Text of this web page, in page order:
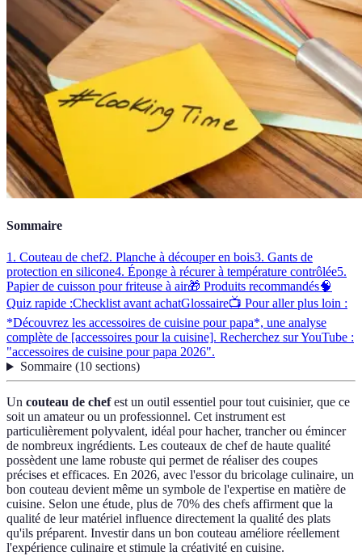
Sommaire
1. Couteau de chef2. Planche à découper en bois3. Gants de
protection en silicone4. Éponge à récurer à température contrôlée5.
Papier de cuisson pour friteuse à air🎁 Produits recommandés🧠
Quiz rapide :Checklist avant achatGlossaire📺 Pour aller plus loin :
*Découvrez les accessoires de cuisine pour papa*, une analyse
complète de [accessoires pour la cuisine]. Recherchez sur YouTube :
"accessoires de cuisine pour papa 2026".
Sommaire(10 sections)
Un couteau de chefest un outil essentiel pour tout cuisinier, que ce
soit un amateur ou un professionnel. Cet instrument est
particulièrement polyvalent, idéal pour hacher, trancher ou émincer
de nombreux ingrédients. Les couteaux de chef de haute qualité
possèdent une lame robuste qui permet de réaliser des coupes
précises et efficaces. En 2026, avec l'essor du bricolage culinaire, un
bon couteau devient même un symbole de l'expertise en matière de
cuisine. Selon une étude, plus de 70% des chefs affirment que la
qualité de leur matériel influence directement la qualité des plats
qu'ils préparent. Investir dans un bon couteau améliore réellement
l'expérience culinaire et stimule la créativité en cuisine.